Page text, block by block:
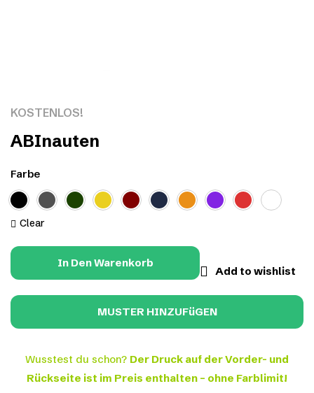
KOSTENLOS!
ABInauten
Farbe
Clear
In Den Warenkorb
Add to wishlist
Wusstest du schon? Der Druck auf der Vorder- und
Rückseite ist im Preis enthalten – ohne Farblimit!